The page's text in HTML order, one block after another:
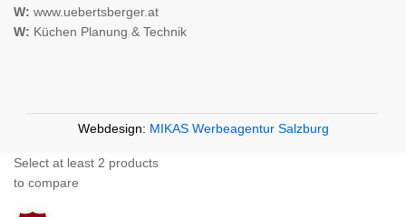
W: www.uebertsberger.at
W: Küchen Planung & Technik
Webdesign: MIKAS Werbeagentur Salzburg
Select at least 2 products
to compare